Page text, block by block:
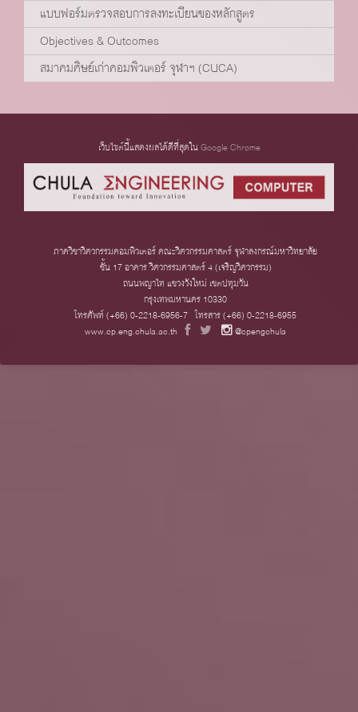
แบบฟอร์มตรวจสอบการลงทะเบียนของหลักสูตร
Objectives & Outcomes
สมาคมศิษย์เก่าคอมพิวเตอร์ จุฬาฯ (CUCA)
เว็บไซต์นี้แสดงผลได้ดีที่สุดในGoogle Chrome
ภาควิชาวิศวกรรมคอมพิวเตอร์ คณะวิศวกรรมศาสตร์ จุฬาลงกรณ์มหาวิทยาลัย
ชั้น 17 อาคาร วิศวกรรมศาสตร์ 4 (เจริญวิศวกรรม)
ถนนพญาไท แขวงวังใหม่ เขตปทุมวัน
กรุงเทพมหานคร 10330
โทรศัพท์ (+66) 0-2218-6956-7 โทรสาร (+66) 0-2218-6955
www.cp.eng.chula.ac.th
@cpengchula